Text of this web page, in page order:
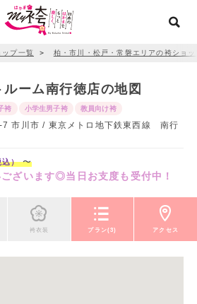
プ一覧 ＞ 柏・市川・松戸・常磐エリアの袴ショ
ーム南行徳店の地図
袴 小学生男子袴 教員向け袴
市川市 / 東京メトロ地下鉄東西線 南行
込）〜
ざいます◎当日お支度も受付中！
袴衣装 プラン(3) アクセス